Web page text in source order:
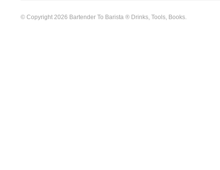
© Copyright 2026 Bartender To Barista ® Drinks, Tools, Books.